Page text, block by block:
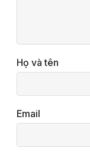
Họ và tên
Email